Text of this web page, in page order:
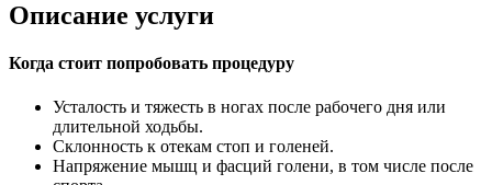
Описание услуги
Когда стоит попробовать процедуру
Усталость и тяжесть в ногах после рабочего дня или
длительной ходьбы.
Склонность к отекам стоп и голеней.
Напряжение мышц и фасций голени, в том числе после